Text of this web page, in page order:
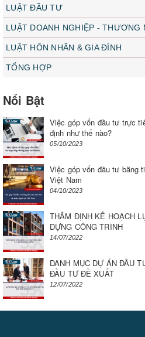
LUẬT ĐẦU TƯ
LUẬT DOANH NGHIỆP - THƯƠNG
LUẬT HÔN NHÂN & GIA ĐÌNH
TỔNG HỢP
Nổi Bật
Việc góp vốn đầu tư trực
định như thế nào?
05/10/2023
Việc góp vốn đầu tư bằng
Việt Nam
04/10/2023
THẨM ĐỊNH KẾ HOẠCH
DỰNG CÔNG TRÌNH
14/07/2022
DANH MỤC DỰ ÁN ĐẦU
ĐẦU TƯ ĐỀ XUẤT
12/07/2022